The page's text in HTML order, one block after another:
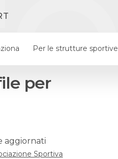
Per le strutture sportive
per
aggiornati
Sportiva